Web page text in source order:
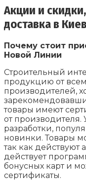
Акции и
доставка в
Почему стоит
Новой Линии
Строительный
продукцию от
производителей,
товары имеют
от
разработки,
новинки. Товары
так как
действует
бонусных карт и
сертификаты.